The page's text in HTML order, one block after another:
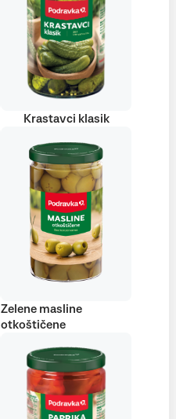
Krastavci klasik
Zelene masline
otkoštičene